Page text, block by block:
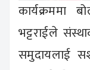
कार्यक्रममा
भट्टराईले
समुदायलाई